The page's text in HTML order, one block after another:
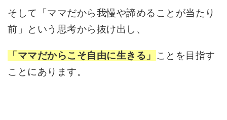
そして「ママだから我慢や諦めることが当たり
前」という思考から抜け出し、
「ママだからこそ自由に生きる」 ことを目指す
ことにあります。